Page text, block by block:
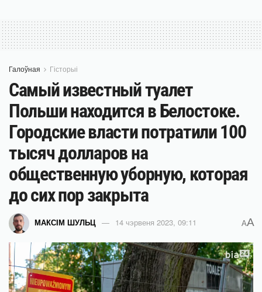
Галоўная Гісторыі
Самый известный туалет
Польши находится в Белостоке.
Городские власти потратили 100
тысяч долларов на
общественную уборную, которая
до сих пор закрыта
МАКСІМ ШУЛЬЦ 14 чэрвеня 2023, 09:11 AA